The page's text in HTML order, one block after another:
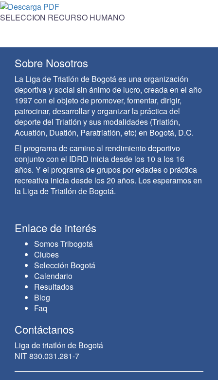
SELECCION RECURSO HUMANO
Sobre Nosotros
La Liga de Triatlón de Bogotá es una organización
deportiva y social sin ánimo de lucro, creada en el año
1997 con el objeto de promover, fomentar, dirigir,
patrocinar, desarrollar y organizar la práctica del
deporte del Triatlón y sus modalidades (Triatlón,
Acuatlón, Duatlón, Paratriatlón, etc) en Bogotá, D.C.
El programa de camino al rendimiento deportivo
conjunto con el IDRD inicia desde los 10 a los 16
años. Y el programa de grupos por edades o práctica
recreativa inicia desde los 20 años. Los esperamos en
la Liga de Triatlón de Bogotá.
Enlace de interés
Somos Tribogotá
Clubes
Selección Bogotá
Calendario
Resultados
Blog
Faq
Contáctanos
Liga de triatlón de Bogotá
NIT 830.031.281-7